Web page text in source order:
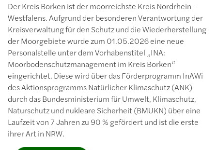
Der Kreis Borken ist der moorreichste Kreis Nordrhein-
Westfalens. Aufgrund der besonderen Verantwortung der
Kreisverwaltung für den Schutz und die Wiederherstellung
der Moorgebiete wurde zum 01.05.2026 eine neue
Personalstelle unter dem Vorhabenstitel „INA:
Moorbodenschutzmanagement im Kreis Borken“
eingerichtet. Diese wird über das Förderprogramm InAWi
des Aktionsprogramms Natürlicher Klimaschutz (ANK)
durch das Bundesministerium für Umwelt, Klimaschutz,
Naturschutz und nukleare Sicherheit (BMUKN) über eine
Laufzeit von 7 Jahren zu 90 % gefördert und ist die erste
ihrer Art in NRW.